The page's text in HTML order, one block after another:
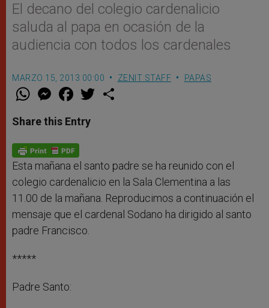
El decano del colegio cardenalicio
saluda al papa en ocasión de la
audiencia con todos los cardenales
MARZO 15, 2013 00:00 ZENIT STAFF PAPAS
W
t
s
p
p
M
e
s
e
g
e
r
F
a
e
b
o
k
w
Share this Entry
Esta mañana el santo padre se ha reunido con el
colegio cardenalicio en la Sala Clementina a las
11.00 de la mañana. Reproducimos a continuación el
mensaje que el cardenal Sodano ha dirigido al santo
padre Francisco.
*****
Padre Santo: